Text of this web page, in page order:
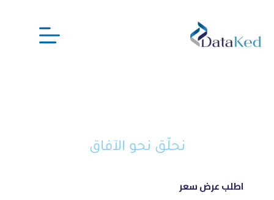
نحلّق نحو الآفاق
اطلب عرض سعر